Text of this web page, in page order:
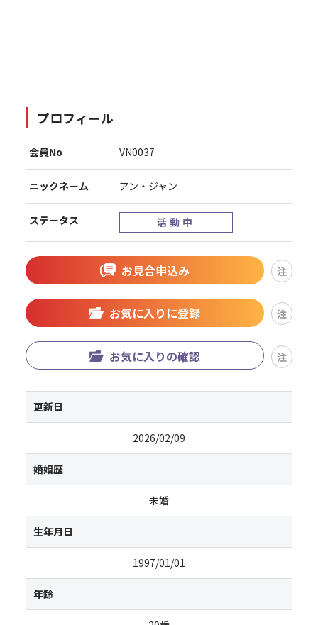
プロフィール
会員No VN0037
ニックネーム アン・ジャン
ステータス 活動中
お見合申込み 注
お気に入りに登録 注
お気に入りの確認 注
更新日
2026/02/09
婚姻歴
未婚
生年月日
1997/01/01
年齢